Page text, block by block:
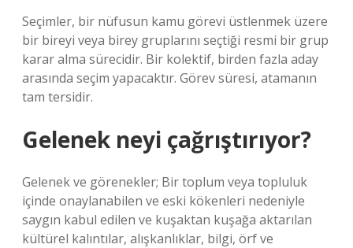
Seçimler, bir nüfusun kamu görevi üstlenmek üzere
bir bireyi veya birey gruplarını seçtiği resmi bir grup
karar alma sürecidir. Bir kolektif, birden fazla aday
arasında seçim yapacaktır. Görev süresi, atamanın
tam tersidir.
Gelenek neyi çağrıştırıyor?
Gelenek ve görenekler; Bir toplum veya topluluk
içinde onaylanabilen ve eski kökenleri nedeniyle
saygın kabul edilen ve kuşaktan kuşağa aktarılan
kültürel kalıntılar, alışkanlıklar, bilgi, örf ve